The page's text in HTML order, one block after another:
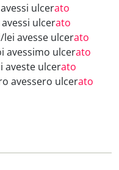
ulcerato
ulcerato
lei avesse ulcerato
avessimo ulcerato
aveste ulcerato
avessero ulcerato